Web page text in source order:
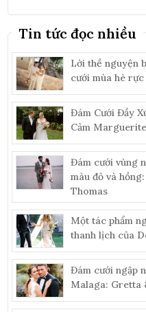
Tin tức đọc nhiều
Lời thề nguyện
cưới mùa hè
Đám Cưới Đầy
Cảm
Đám cưới vùng
màu đỏ và
Thomas
Một tác phẩm
thanh lịch của
Đám cưới ngập
Malaga: Gretta